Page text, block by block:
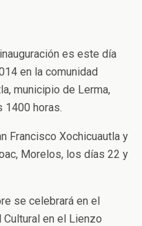
es este día
en la comunidad
municipio de Lerma,
1400 horas.
Francisco Xochicuautla y
Morelos, los días 22 y
se celebrará en el
en el Lienzo